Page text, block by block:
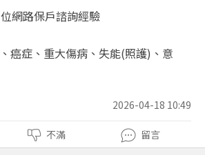
網路保戶諮詢經驗
癌症、重大傷病、失能(照護)、意
2026-04-18 10:49
不滿 留言